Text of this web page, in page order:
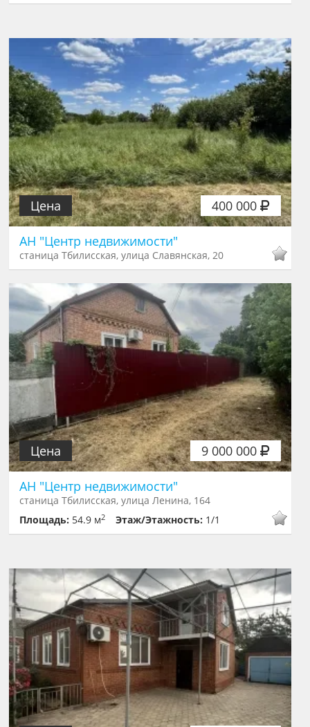
400 000
Цена
АН "Центр недвижимости"
станица Тбилисская, улица Славянская, 20
9 000 000
Цена
АН "Центр недвижимости"
станица Тбилисская, улица Ленина, 164
Площадь: 54.9 м2 Этаж/Этажность: 1/1